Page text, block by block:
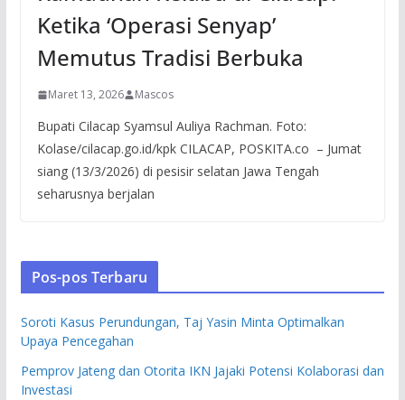
Ketika ‘Operasi Senyap’
Memutus Tradisi Berbuka
Maret 13, 2026 Mascos
Bupati Cilacap Syamsul Auliya Rachman. Foto:
Kolase/cilacap.go.id/kpk CILACAP, POSKITA.co – Jumat
siang (13/3/2026) di pesisir selatan Jawa Tengah
seharusnya berjalan
Pos-pos Terbaru
Soroti Kasus Perundungan, Taj Yasin Minta Optimalkan
Upaya Pencegahan
Pemprov Jateng dan Otorita IKN Jajaki Potensi Kolaborasi dan
Investasi